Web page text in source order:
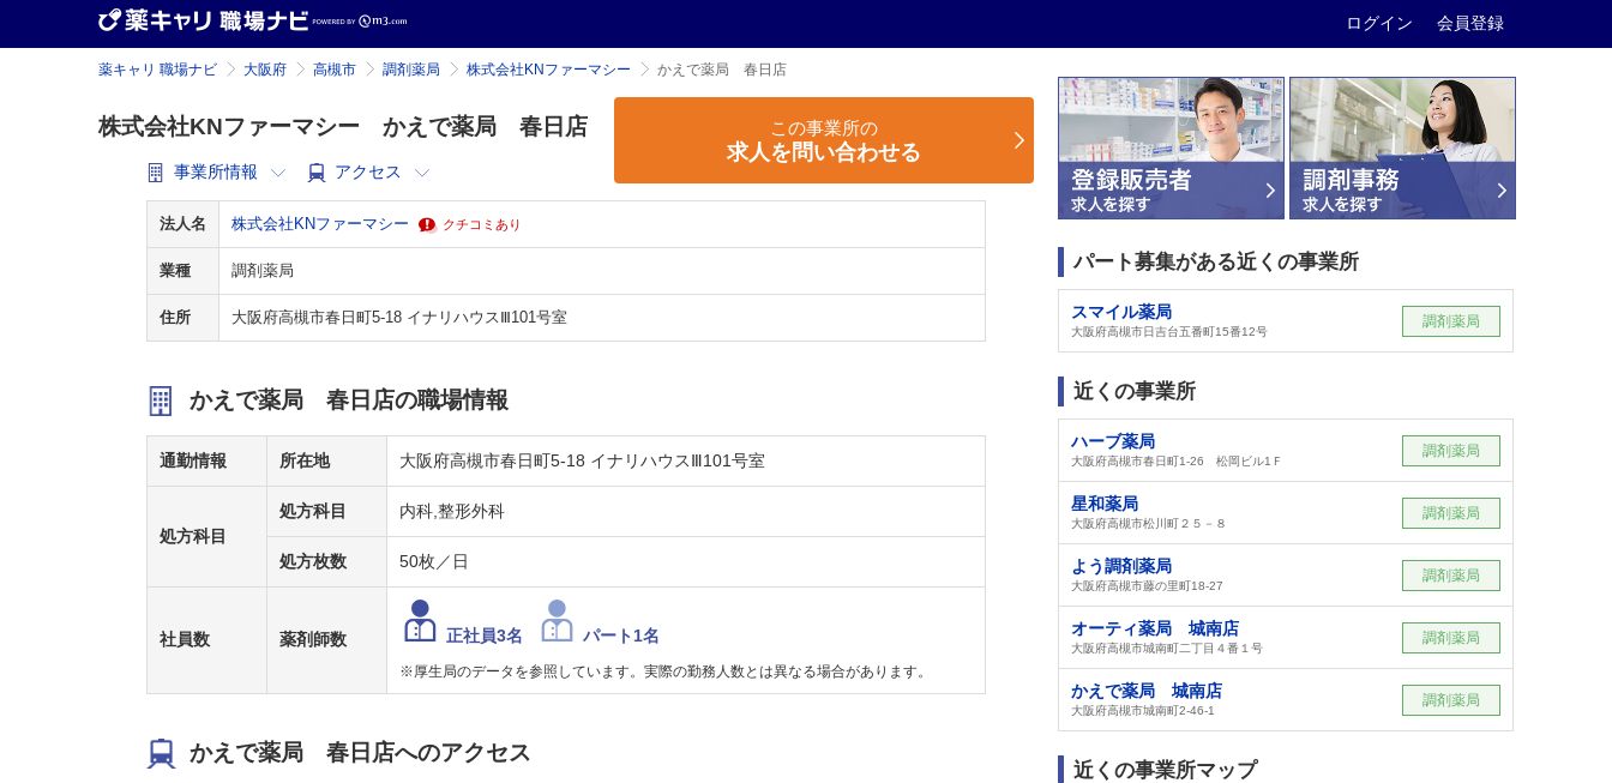
ログイン 会員登録
薬キャリ 職場ナビ 大阪府 高槻市 調剤薬局 株式会社KNファーマシー かえで薬局 春日店
株式会社KNファーマシー かえで薬局 春日店
事業所情報 アクセス
この事業所の
求人を問い合わせる
法人名 株式会社KNファーマシー クチコミあり
業種 調剤薬局
住所 大阪府高槻市春日町5-18 イナリハウスⅢ101号室
かえで薬局 春日店の職場情報
通勤情報 所在地 大阪府高槻市春日町5-18 イナリハウスⅢ101号室
処方科目
処方科目 内科,整形外科
処方枚数 50枚／日
社員数 薬剤師数 正社員3名 パート1名
※厚生局のデータを参照しています。実際の勤務人数とは異なる場合があります。
かえで薬局 春日店へのアクセス
パート募集がある近くの事業所
スマイル薬局
大阪府高槻市日吉台五番町15番12号
調剤薬局
近くの事業所
ハーブ薬局
大阪府高槻市春日町1-26 松岡ビル1Ｆ
調剤薬局
星和薬局
大阪府高槻市松川町２５－８
調剤薬局
よう調剤薬局
大阪府高槻市藤の里町18-27
調剤薬局
オーティ薬局 城南店
大阪府高槻市城南町二丁目４番１号
調剤薬局
かえで薬局 城南店
大阪府高槻市城南町2-46-1
調剤薬局
近くの事業所マップ